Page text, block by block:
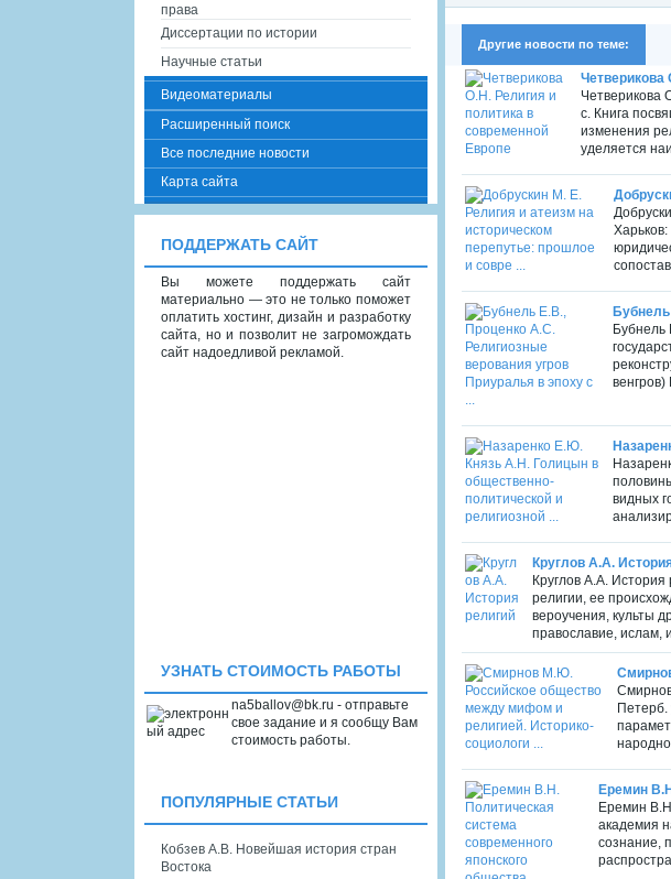
Другие новости по теме:
Четверикова
Четверикова
с. Книга
изменения
уделяется
Бубнель
Бубнель
видных
Круглов А.А.
Круглов А.А.
религии, ее
вероучения, культы
православие, ислам,
Петерб.
Еремин
Еремин
академия
сознание,
права
Диссертации по истории
Научные статьи
Видеоматериалы
Расширенный поиск
Все последние новости
Карта сайта
ПОДДЕРЖАТЬ САЙТ
Вы можете поддержать сайт
материально — это не только поможет
оплатить хостинг, дизайн и разработку
сайта, но и позволит не загромождать
сайт надоедливой рекламой.
УЗНАТЬ СТОИМОСТЬ РАБОТЫ
na5ballov@bk.ru - отправьте
свое задание и я сообщу Вам
стоимость работы.
ПОПУЛЯРНЫЕ СТАТЬИ
Кобзев А.В. Новейшая история стран
Востока